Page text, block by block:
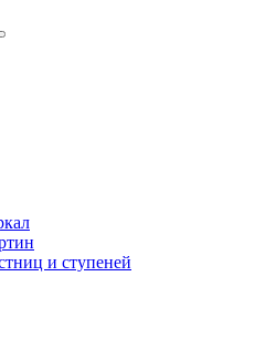
и ступеней